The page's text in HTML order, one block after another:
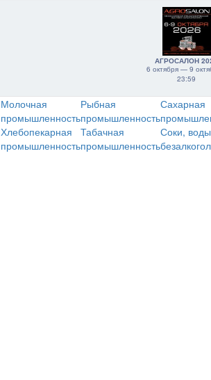
АГРОСАЛОН
6 октября — 9
23:59
Молочная
промышленность
Рыбная
промышленность
Сахарная
Хлебопекарная
промышленность
Табачная
промышленность
Соки,